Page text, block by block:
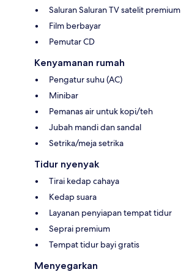
Saluran Saluran TV satelit premium
Film berbayar
Pemutar CD
Kenyamanan rumah
Pengatur suhu (AC)
Minibar
Pemanas air untuk kopi/teh
Jubah mandi dan sandal
Setrika/meja setrika
Tidur nyenyak
Tirai kedap cahaya
Kedap suara
Layanan penyiapan tempat tidur
Seprai premium
Tempat tidur bayi gratis
Menyegarkan